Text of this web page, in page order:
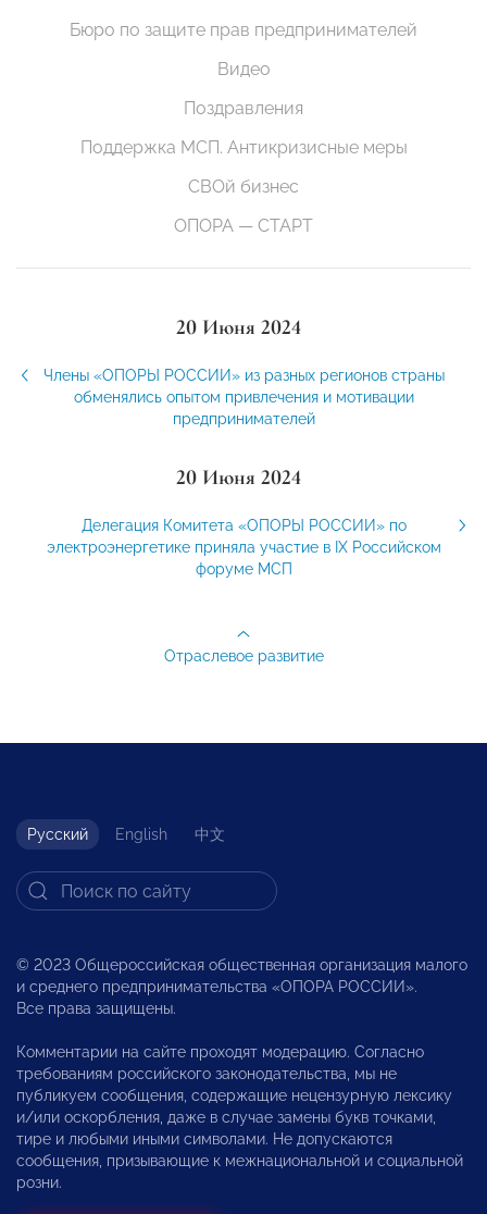
Бюро по защите прав предпринимателей
Видео
Поздравления
Поддержка МСП. Антикризисные меры
СВОй бизнес
ОПОРА — СТАРТ
20 Июня 2024
Члены «ОПОРЫ РОССИИ» из разных регионов страны
обменялись опытом привлечения и мотивации
предпринимателей
20 Июня 2024
Делегация Комитета «ОПОРЫ РОССИИ» по
электроэнергетике приняла участие в IX Российском
форуме МСП
Отраслевое развитие
Русский English 中文
© 2023 Общероссийская общественная организация малого
и среднего предпринимательства «ОПОРА РОССИИ».
Все права защищены.
Комментарии на сайте проходят модерацию. Согласно
требованиям российского законодательства, мы не
публикуем сообщения, содержащие нецензурную лексику
и/или оскорбления, даже в случае замены букв точками,
тире и любыми иными символами. Не допускаются
сообщения, призывающие к межнациональной и социальной
розни.